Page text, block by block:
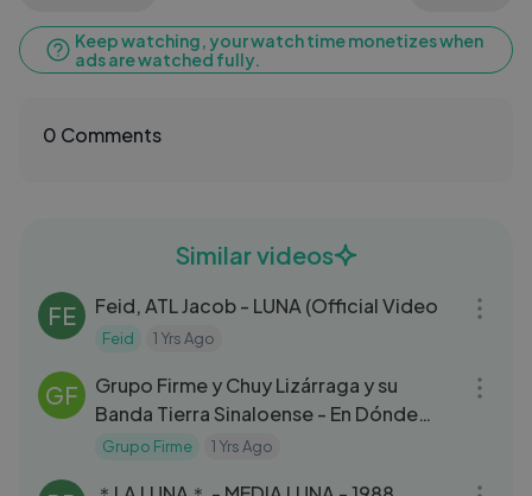
Keep watching, your watch time monetizes when
ads are watched fully.
0 Comments
Similar videos
FE Feid, ATL Jacob - LUNA (Official Video
Feid 1 Yrs Ago
GF
Grupo Firme y Chuy Lizárraga y su
Banda Tierra Sinaloense - En Dónde
Estas Presumida (Video Oficial)
Grupo Firme 1 Yrs Ago